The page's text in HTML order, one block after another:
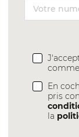
En
pris
la